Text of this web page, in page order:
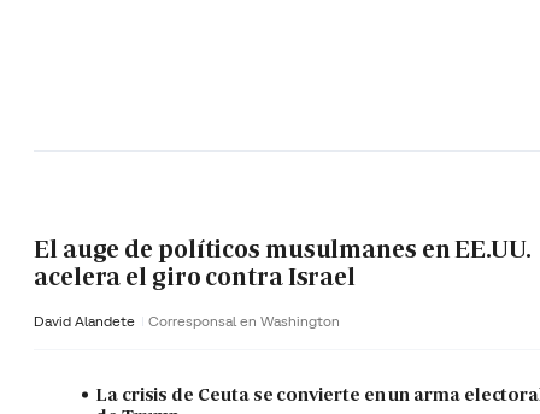
El auge de políticos musulmanes en EE.UU.
acelera el giro contra Israel
David Alandete Corresponsal en Washington
La crisis de Ceuta se convierte en un arma